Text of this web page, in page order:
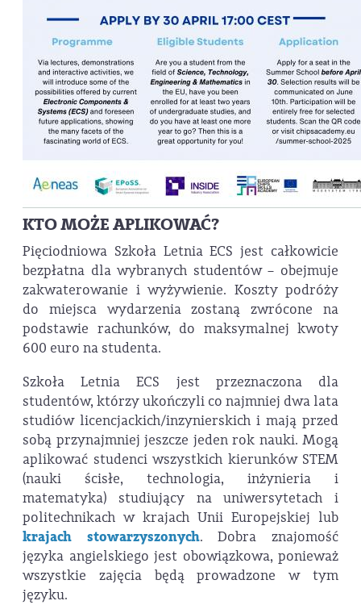
KTO MOŻE APLIKOWAĆ?
Pięciodniowa Szkoła Letnia ECS jest całkowicie
bezpłatna dla wybranych studentów – obejmuje
zakwaterowanie i wyżywienie. Koszty podróży
do miejsca wydarzenia zostaną zwrócone na
podstawie rachunków, do maksymalnej kwoty
600 euro na studenta.
Szkoła Letnia ECS jest przeznaczona dla
studentów, którzy ukończyli co najmniej dwa lata
studiów licencjackich/inzynierskich i mają przed
sobą przynajmniej jeszcze jeden rok nauki. Mogą
aplikować studenci wszystkich kierunków STEM
(nauki ścisłe, technologia, inżynieria i
matematyka) studiujący na uniwersytetach i
politechnikach w krajach Unii Europejskiej lub
krajach stowarzyszonych. Dobra znajomość
języka angielskiego jest obowiązkowa, ponieważ
wszystkie zajęcia będą prowadzone w tym
języku.